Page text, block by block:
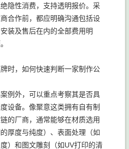
隐性消费，支持透明报价。采
合作前，都应明确沟通包括设
装及售后在内的全部费用明
时，如何快速判断一家制作公
例外，可以重点考察其是否具
设备。像聚意这类拥有自有制
的厂商，通常能够在材质选用
的厚度与纯度）、表面处理（如
）和图文雕刻（如UV打印的清